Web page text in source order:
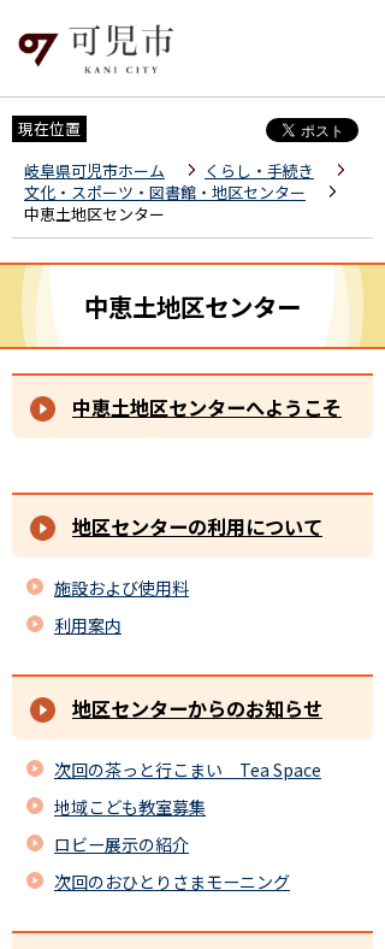
現在位置
岐阜県可児市ホーム
くらし・手続き
文化・スポーツ・図書館・地区センター
中恵土地区センター
中恵土地区センター
中恵土地区センターへようこそ
地区センターの利用について
施設および使用料
利用案内
地区センターからのお知らせ
次回の茶っと行こまい Tea Space
地域こども教室募集
ロビー展示の紹介
次回のおひとりさまモーニング